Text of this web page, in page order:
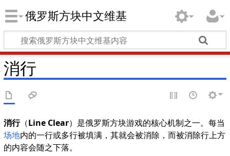
俄罗斯方块中文维基
消行
消行（Line Clear）是俄罗斯方块游戏的核心机制之一。每当
场地内的一行或多行被填满，其就会被消除，而被消除行上方
的内容会随之下落。